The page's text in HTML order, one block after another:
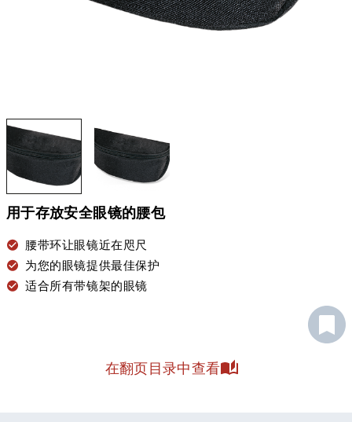
用于存放安全眼镜的腰包
腰带环让眼镜近在咫尺
为您的眼镜提供最佳保护
适合所有带镜架的眼镜
在翻页目录中查看